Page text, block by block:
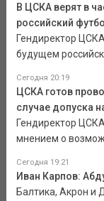
В ЦСКА верят в
российский
Гендиректор
будущем
Сегодня 20:19
ЦСКА готов
случае допуска
Гендиректор
мнением о
Сегодня 19:21
Иван Карпов:
Балтика, Акрон и